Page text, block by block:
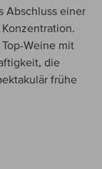
Abschluss einer
Weine mit
die
frühe